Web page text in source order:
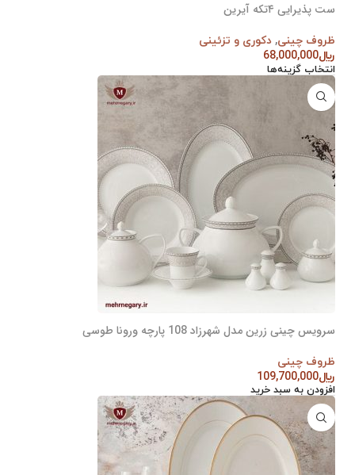
ست پذیرایی ۴تکه آیرین
ظروف چینی, دکوری و تزئینی
﷼68,000,000
انتخاب گزینه‌ها
سرویس چینی زرین مدل شهرزاد 108 پارچه ورونا طوسی
ظروف چینی
﷼109,700,000
افزودن به سبد خرید